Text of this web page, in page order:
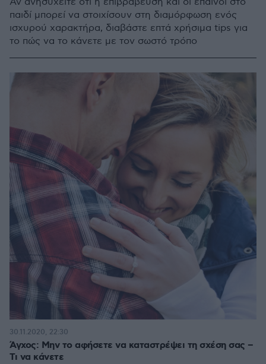
παιδί μπορεί να στοιχίσουν στη διαμόρφωση ενός
ισχυρού χαρακτήρα, διαβάστε επτά χρήσιμα tips για
το πώς να το κάνετε με τον σωστό τρόπο
Άγχος: Μην το αφήσετε να καταστρέψει τη σχέση σας –
Τι να κάνετε
30.11.2020, 22:30